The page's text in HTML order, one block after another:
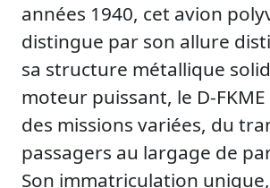
années 1940, cet avion
distingue par son allure
sa structure métallique
moteur puissant, le D-
des missions variées, du
passagers au largage de
Son immatriculation unique,